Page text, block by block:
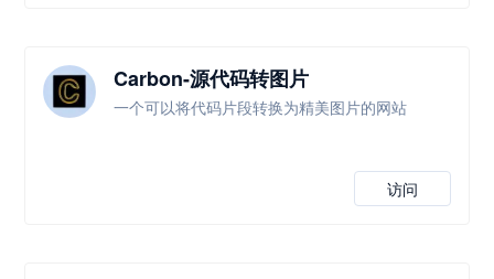
Carbon-源代码转图片
一个可以将代码片段转换为精美图片的网站
访问